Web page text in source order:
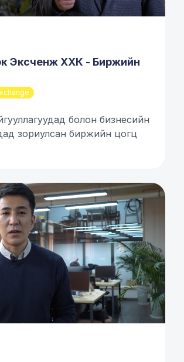
Эксченж ХХК - Биржийн
болон бизнесийн
зориулсан биржийн цогц